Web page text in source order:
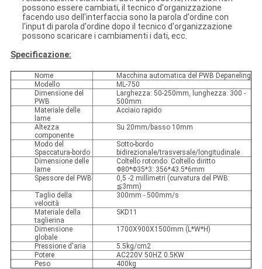
possono essere cambiati, il tecnico d'organizzazione
facendo uso dell'interfaccia sono la parola d'ordine con
l'input di parola d'ordine dopo il tecnico d'organizzazione
possono scaricare i cambiamenti i dati, ecc.
Specificazione:
Nome
Macchina automatica del PWB Depaneling
Modello
ML-750
Dimensione del
PWB
Larghezza: 50-250mm, lunghezza: 300 -
500mm
Materiale delle
lame
Acciaio rapido
Altezza
componente
Su 20mm/basso 10mm
Modo del
Spaccatura-bordo
Sotto-bordo
bidirezionale/trasversale/longitudinale
Dimensione delle
lame
Coltello rotondo: Coltello diritto
Φ80*Φ35*3: 356*43.5*6mm
Spessore del PWB
0,5 -2 millimetri (curvatura del PWB:
≦3mm)
Taglio della
velocità
300mm - 500mm/s
Materiale della
taglierina
SKD11
Dimensione
globale
1700X900X1500mm (L*W*H)
Pressione d'aria
5.5kg/cm2
Potere
AC220V 50HZ 0.5KW
Peso
400kg